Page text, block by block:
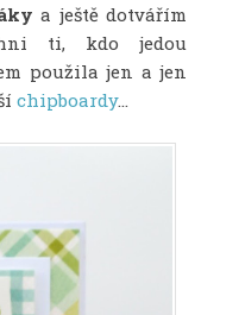
a ještě dotvářím
ti, kdo jedou
použila jen a jen
chipboardy...